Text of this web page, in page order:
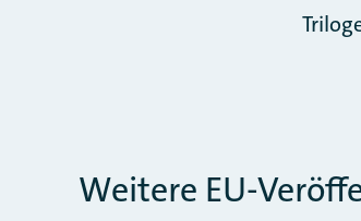
Weitere EU-